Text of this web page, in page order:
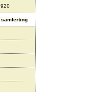
samlerting